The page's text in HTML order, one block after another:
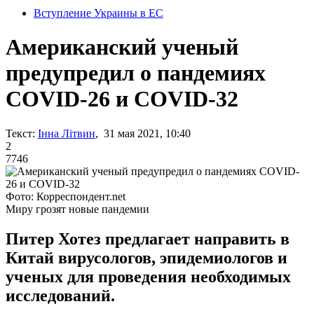
Вступление Украины в ЕС
Американский ученый
предупредил о пандемиях
COVID-26 и COVID-32
Текст: Інна Літвин, 31 мая 2021, 10:40
2
7746
Фото: Корреспондент.net
Миру грозят новые пандемии
Питер Хотез предлагает направить в
Китай вирусологов, эпидемиологов и
ученых для проведения необходимых
исследований.